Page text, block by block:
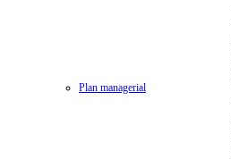
Plan managerial